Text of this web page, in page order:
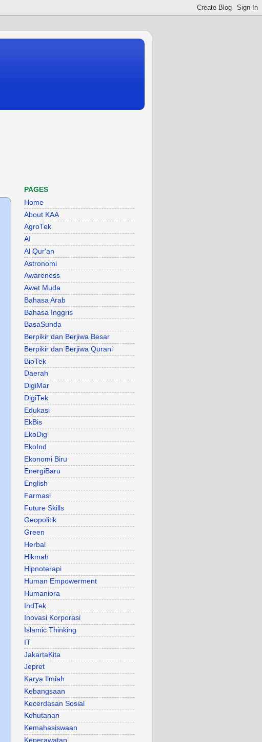
PAGES
Home
About KAA
AgroTek
AI
Al Qur'an
Astronomi
Awareness
Awet Muda
Bahasa Arab
Bahasa Inggris
BasaSunda
Berpikir dan Berjiwa Besar
Berpikir dan Berjiwa Qurani
BioTek
Daerah
DigiMar
DigiTek
Edukasi
EkBis
EkoDig
EkoInd
Ekonomi Biru
EnergiBaru
English
Farmasi
Future Skills
Geopolitik
Green
Herbal
Hikmah
Hipnoterapi
Human Empowerment
Humaniora
IndTek
Inovasi Korporasi
Islamic Thinking
IT
JakartaKita
Jepret
Karya Ilmiah
Kebangsaan
Kecerdasan Sosial
Kehutanan
Kemahasiswaan
Keperawatan